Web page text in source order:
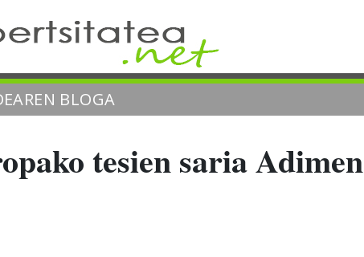
BLOGA
tesien saria Adimen